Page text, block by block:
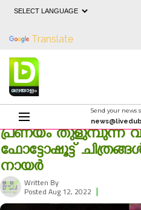
Translate
Send your news
പ്രണയം തുളുമ്പുന്ന
ഫോട്ടോഷൂട്ട്
നായര്‍
Written By
Posted Aug 12, 2022 |